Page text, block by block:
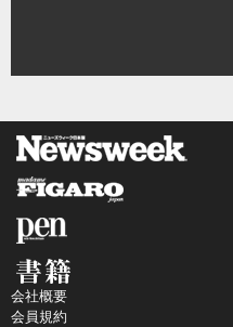
会社概要
会員規約